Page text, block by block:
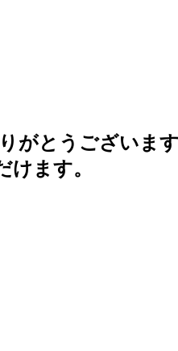
がとうございます
ます。